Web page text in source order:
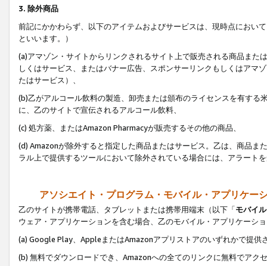
3. 除外商品
前記にかかわらず、以下のアイテムおよびサービスは、現時点におい
といいます。）
(a)アマゾン・サイトからリンクされるサイト上で販売される商品ま
しくはサービス、またはバナー広告、スポンサーリンクもしくはアマ
たはサービス）、
(b)乙がアルコール飲料の製造、卸売または頒布のライセンスを有す
に、乙のサイトで宣伝されるアルコール飲料、
(c) 処方薬、またはAmazon Pharmacyが販売するその他の商品、
(d) Amazonが除外すると指定した商品またはサービス。乙は、商品ま
ラル上で提供するツールにおいて除外されている場合には、アラート
アソシエイト・プログラム・モバイル・アプリケー
乙のサイトが携帯電話、タブレットまたは携帯用端末（以下「モバイ
ウェア・アプリケーションを含む場合、乙のモバイル・アプリケーシ
(a) Google Play、AppleまたはAmazonアプリストアのいずれかで提供
(b) 無料でダウンロードでき、Amazonへの全てのリンクに無料でアク